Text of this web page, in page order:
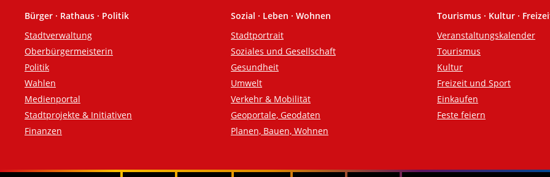
Fußzeile
Bürger · Rathaus · Politik
Stadtverwaltung
Oberbürgermeisterin
Politik
Wahlen
Medienportal
Stadtprojekte & Initiativen
Finanzen
Sozial · Leben · Wohnen
Stadtportrait
Soziales und Gesellschaft
Gesundheit
Umwelt
Verkehr & Mobilität
Geoportale, Geodaten
Planen, Bauen, Wohnen
Tourismus · Kultur ·
Veranstaltungskalender
Tourismus
Kultur
Freizeit und Sport
Einkaufen
Feste feiern